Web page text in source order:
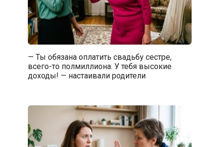
— Ты обязана оплатить свадьбу сестре,
всего-то полмиллиона. У тебя высокие
доходы! — настаивали родители